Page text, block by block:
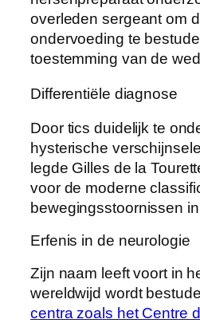
overleden sergeant om
ondervoeding te
toestemming van de
Differentiële diagnose
Door tics duidelijk te
hysterische
legde Gilles de la
voor de moderne
bewegingsstoornissen
Erfenis in de neurologie
Zijn naam leeft voort in
wereldwijd wordt
centra zoals het Centre